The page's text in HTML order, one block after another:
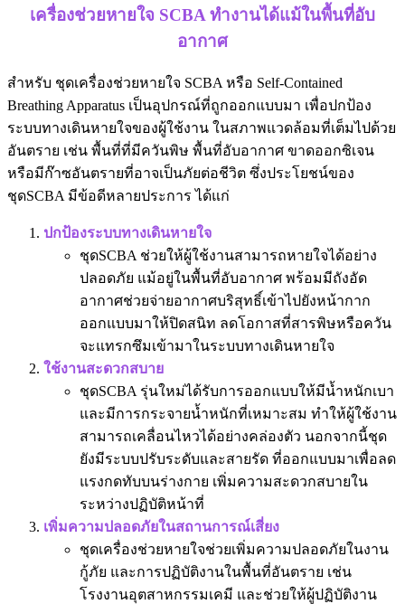
เครื่องช่วยหายใจ SCBA ทำงานได้แม้ในพื้นที่อับ
อากาศ
สำหรับ ชุดเครื่องช่วยหายใจ SCBA หรือ Self-Contained
Breathing Apparatus เป็นอุปกรณ์ที่ถูกออกแบบมา เพื่อปกป้อง
ระบบทางเดินหายใจของผู้ใช้งาน ในสภาพแวดล้อมที่เต็มไปด้วย
อันตราย เช่น พื้นที่ที่มีควันพิษ พื้นที่อับอากาศ ขาดออกซิเจน
หรือมีก๊าซอันตรายที่อาจเป็นภัยต่อชีวิต ซึ่งประโยชน์ของ
ชุดSCBA มีข้อดีหลายประการ ได้แก่
ปกป้องระบบทางเดินหายใจ
ชุดSCBA ช่วยให้ผู้ใช้งานสามารถหายใจได้อย่าง
ปลอดภัย แม้อยู่ในพื้นที่อับอากาศ พร้อมมีถังอัด
อากาศช่วยจ่ายอากาศบริสุทธิ์เข้าไปยังหน้ากาก
ออกแบบมาให้ปิดสนิท ลดโอกาสที่สารพิษหรือควัน
จะแทรกซึมเข้ามาในระบบทางเดินหายใจ
ใช้งานสะดวกสบาย
ชุดSCBA รุ่นใหม่ได้รับการออกแบบให้มีน้ำหนักเบา
และมีการกระจายน้ำหนักที่เหมาะสม ทำให้ผู้ใช้งาน
สามารถเคลื่อนไหวได้อย่างคล่องตัว นอกจากนี้ชุด
ยังมีระบบปรับระดับและสายรัด ที่ออกแบบมาเพื่อลด
แรงกดทับบนร่างกาย เพิ่มความสะดวกสบายใน
ระหว่างปฏิบัติหน้าที่
เพิ่มความปลอดภัยในสถานการณ์เสี่ยง
ชุดเครื่องช่วยหายใจช่วยเพิ่มความปลอดภัยในงาน
กู้ภัย และการปฏิบัติงานในพื้นที่อันตราย เช่น
โรงงานอุตสาหกรรมเคมี และช่วยให้ผู้ปฏิบัติงาน